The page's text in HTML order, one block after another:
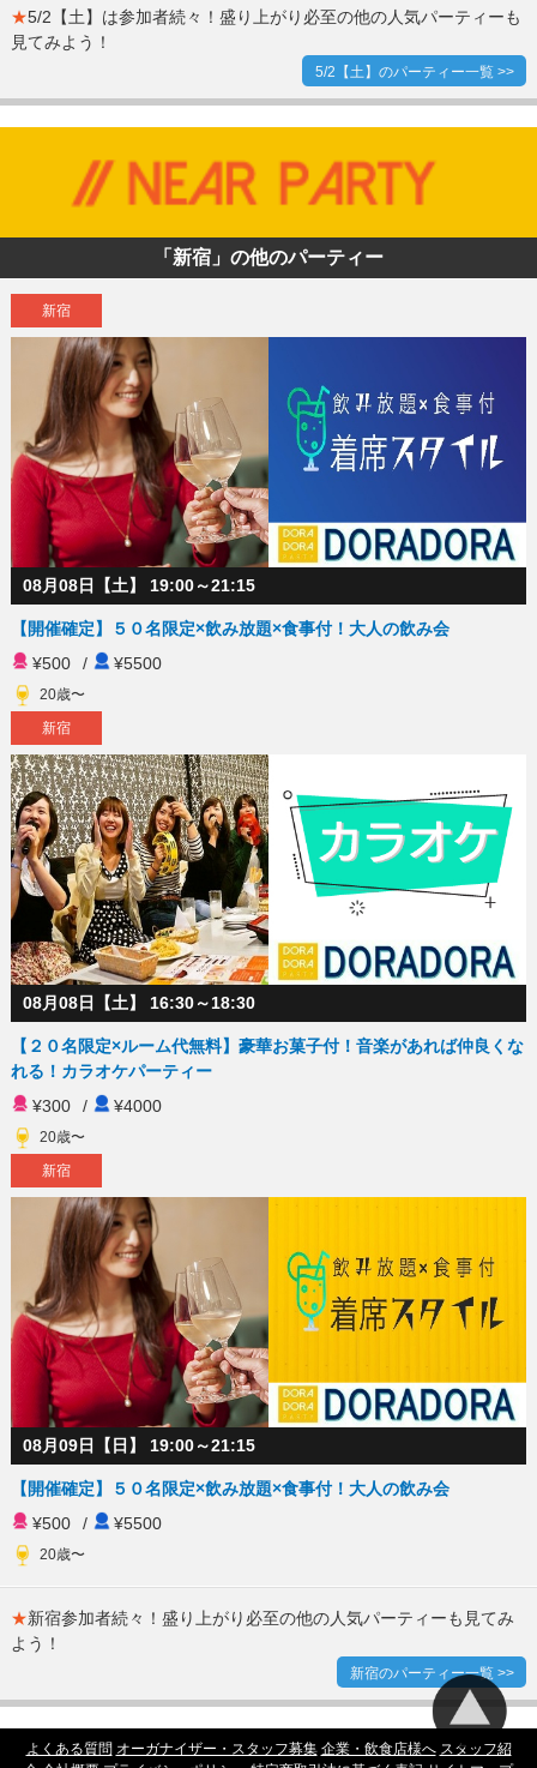
★5/2【土】は参加者続々！盛り上がり必至の他の人気パーティーも
見てみよう！
5/2【土】のパーティー一覧 >>
「新宿」の他のパーティー
新宿
08月08日【土】 19:00～21:15
【開催確定】５０名限定×飲み放題×食事付！大人の飲み会
¥500
/ ¥5500
20歳〜
新宿
08月08日【土】 16:30～18:30
【２０名限定×ルーム代無料】豪華お菓子付！音楽があれば仲良くな
れる！カラオケパーティー
¥300
/ ¥4000
20歳〜
新宿
08月09日【日】 19:00～21:15
【開催確定】５０名限定×飲み放題×食事付！大人の飲み会
¥500
/ ¥5500
20歳〜
★新宿参加者続々！盛り上がり必至の他の人気パーティーも見てみ
よう！
新宿のパーティー一覧 >>
よくある質問 オーガナイザー・スタッフ募集 企業・飲食店様へ スタッフ紹